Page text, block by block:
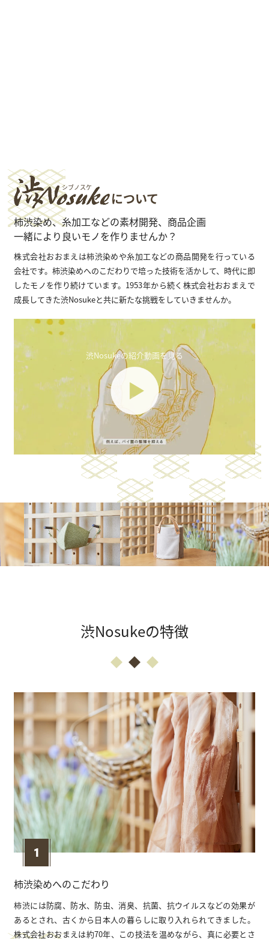
について
柿渋染め、糸加工などの素材開発、 商品企画
一緒により良いモノを作りませんか？
株式会社おおまえは柿渋染めや⽷加⼯などの商品開発を⾏っている
会社です。柿渋染めへのこだわりで培った技術を活かして、時代に即
したモノを作り続けています。1953年から続く株式会社おおまえで
成長してきた渋Nosukeと共に新たな挑戦をしていきませんか。
渋Nosukeの紹介動画を見る
渋Nosukeの特徴
柿渋染めへのこだわり
柿渋には防腐、防⽔、防⾍、消臭、抗菌、抗ウイルスなどの効果が
あるとされ、古くから⽇本⼈の暮らしに取り⼊れられてきました。
株式会社おおまえは約70年、この技法を温めながら、真に必要とさ